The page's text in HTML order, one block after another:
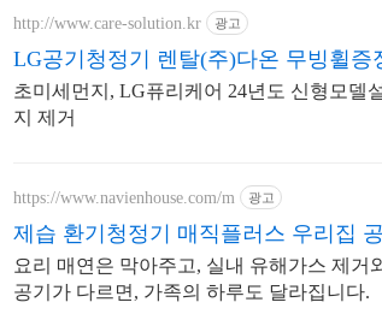
http://www.care-solution.kr 광고
LG공기청정기 렌탈(주)다온 무빙휠증
초미세먼지, LG퓨리케어 24년도 신형모델
지 제거
https://www.navienhouse.com/m 광고
제습 환기청정기 매직플러스 우리집
요리 매연은 막아주고, 실내 유해가스 제
공기가 다르면, 가족의 하루도 달라집니다.